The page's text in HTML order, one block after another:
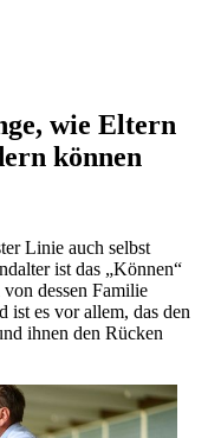
wie Eltern
können
Linie auch selbst
ist das „Können“
dessen Familie
ist es vor allem, das den
ihnen den Rücken